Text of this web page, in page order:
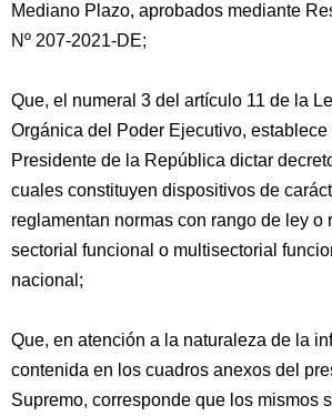
Mediano Plazo, aprobados mediante
Nº 207-2021-DE;
Que, el numeral 3 del artículo 11 de la
Orgánica del Poder Ejecutivo, establece
Presidente de la República dictar
cuales constituyen dispositivos de
reglamentan normas con rango de ley o
sectorial funcional o multisectorial
nacional;
Que, en atención a la naturaleza de la
contenida en los cuadros anexos del
Supremo, corresponde que los mismos